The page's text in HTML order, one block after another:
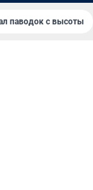
паводок с высоты